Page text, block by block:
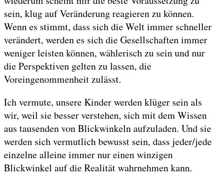
sein, klug auf Veränderung reagieren zu können.
Wenn es stimmt, dass sich die Welt immer schneller
verändert, werden es sich die Gesellschaften immer
weniger leisten können, wählerisch zu sein und nur
die Perspektiven gelten zu lassen, die
Voreingenommenheit zulässt.
Ich vermute, unsere Kinder werden klüger sein als
wir, weil sie besser verstehen, sich mit dem Wissen
aus tausenden von Blickwinkeln aufzuladen. Und sie
werden sich vermutlich bewusst sein, dass jeder/jede
einzelne alleine immer nur einen winzigen
Blickwinkel auf die Realität wahrnehmen kann.